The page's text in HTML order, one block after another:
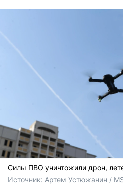
Силы ПВО уничтожили дрон,
Источник: Артем Устюжанин /